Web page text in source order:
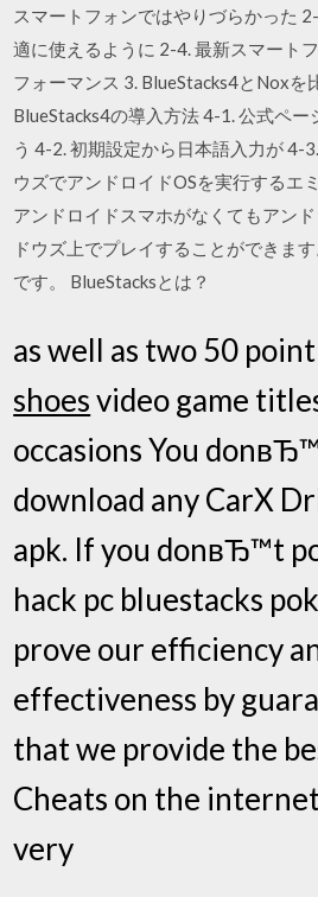
スマートフォンではやりづらかった
適に使えるように 2-4. 最新スマート
フォーマンス 3. BlueStacks4とNoxを
BlueStacks4の導入方法 4-1. 公式ペー
う 4-2. 初期設定から日本語入力が 4-
ウズでアンドロイドOSを実行するエ
アンドロイドスマホがなくてもアン
ドウズ上でプレイすることができま
です。 BlueStacksとは？
as well as two 50
shoesvideo game
occasions You
download any CarX
apk. If you donвЂ™t
hack pc bluestacks
prove our efficiency
effectiveness by
that we provide the
Cheats on the
very